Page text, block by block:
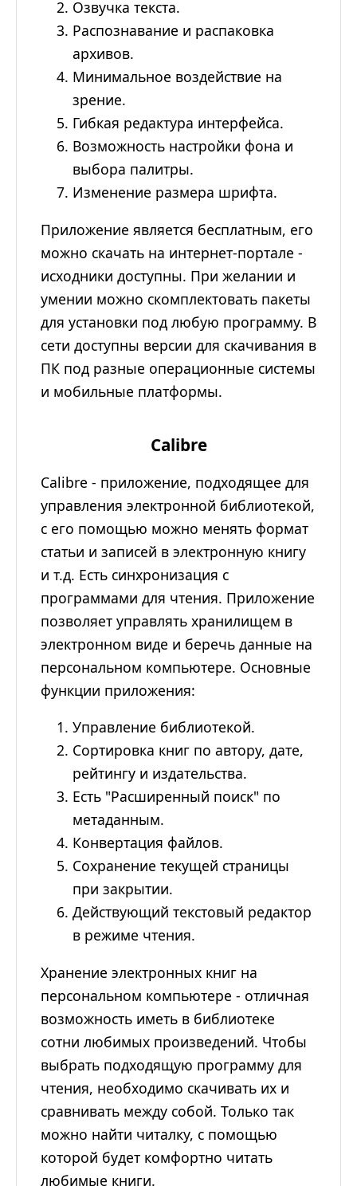
Озвучка текста.
Распознавание и распаковка
архивов.
Минимальное воздействие на
зрение.
Гибкая редактура интерфейса.
Возможность настройки фона и
выбора палитры.
Изменение размера шрифта.
Приложение является бесплатным, его
можно скачать на интернет-портале -
исходники доступны. При желании и
умении можно скомплектовать пакеты
для установки под любую программу. В
сети доступны версии для скачивания в
ПК под разные операционные системы
и мобильные платформы.
Calibre
Calibre - приложение, подходящее для
управления электронной библиотекой,
с его помощью можно менять формат
статьи и записей в электронную книгу
и т.д. Есть синхронизация с
программами для чтения. Приложение
позволяет управлять хранилищем в
электронном виде и беречь данные на
персональном компьютере. Основные
функции приложения:
Управление библиотекой.
Сортировка книг по автору, дате,
рейтингу и издательства.
Есть "Расширенный поиск" по
метаданным.
Конвертация файлов.
Сохранение текущей страницы
при закрытии.
Действующий текстовый редактор
в режиме чтения.
Хранение электронных книг на
персональном компьютере - отличная
возможность иметь в библиотеке
сотни любимых произведений. Чтобы
выбрать подходящую программу для
чтения, необходимо скачивать их и
сравнивать между собой. Только так
можно найти читалку, с помощью
которой будет комфортно читать
любимые книги.